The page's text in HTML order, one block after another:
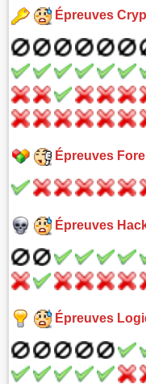
Épreuves
Épreuves
Épreuves
Épreuves